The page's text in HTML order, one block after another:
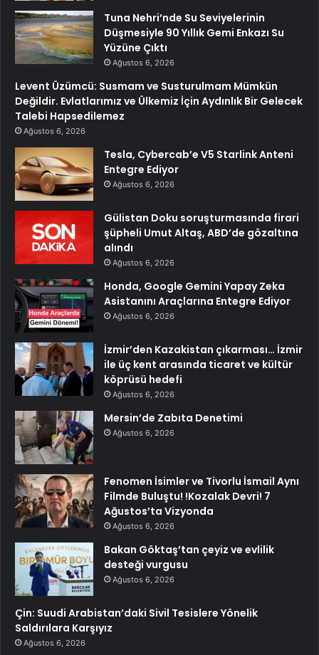
Tuna Nehri’nde Su Seviyelerinin
Düşmesiyle 90 Yıllık Gemi Enkazı Su
Yüzüne Çıktı
Ağustos 6, 2026
Levent Üzümcü: Susmam ve Susturulmam Mümkün
Değildir. Evlatlarımız ve Ülkemiz İçin Aydınlık Bir Gelecek
Talebi Hapsedilemez
Ağustos 6, 2026
Tesla, Cybercab’e V5 Starlink Anteni
Entegre Ediyor
Ağustos 6, 2026
Gülistan Doku soruşturmasında firari
şüpheli Umut Altaş, ABD’de gözaltına
alındı
Ağustos 6, 2026
Honda, Google Gemini Yapay Zeka
Asistanını Araçlarına Entegre Ediyor
Ağustos 6, 2026
İzmir’den Kazakistan çıkarması… İzmir
ile üç kent arasında ticaret ve kültür
köprüsü hedefi
Ağustos 6, 2026
Mersin’de Zabıta Denetimi
Ağustos 6, 2026
Fenomen İsimler ve Tivorlu İsmail Aynı
Filmde Buluştu! !Kozalak Devri! 7
Ağustos’ta Vizyonda
Ağustos 6, 2026
Bakan Göktaş’tan çeyiz ve evlilik
desteği vurgusu
Ağustos 6, 2026
Çin: Suudi Arabistan’daki Sivil Tesislere Yönelik
Saldırılara Karşıyız
Ağustos 6, 2026